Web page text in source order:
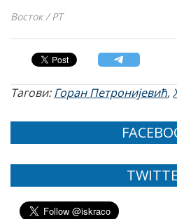
Восток / РТ
Тагови:Горан Петронијевић,